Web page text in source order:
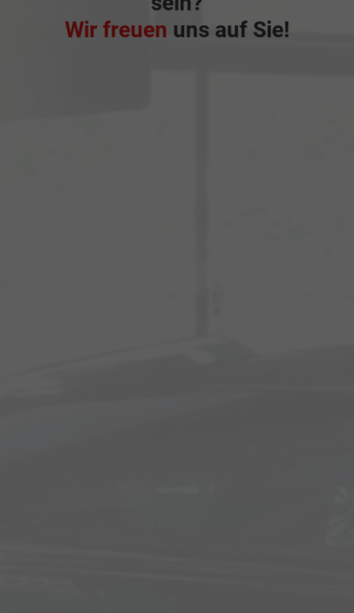
Wir freuen uns auf Sie!